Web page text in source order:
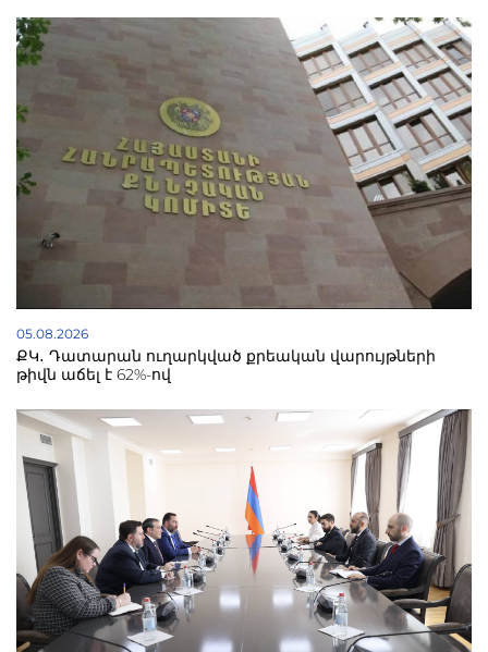
05.08.2026
ՔԿ․ Դատարան ուղարկված քրեական վարույթների
թիվն աճել է 62%-ով